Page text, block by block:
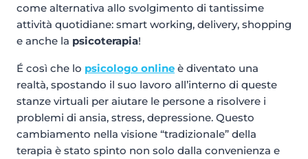
come alternativa allo svolgimento di tantissime
attività quotidiane: smart working, delivery, shopping
e anche la psicoterapia!
É così che lo psicologo online è diventato una
realtà, spostando il suo lavoro all’interno di queste
stanze virtuali per aiutare le persone a risolvere i
problemi di ansia, stress, depressione. Questo
cambiamento nella visione “tradizionale” della
terapia è stato spinto non solo dalla convenienza e